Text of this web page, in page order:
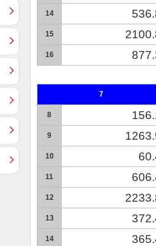
14
15
16
7
8
9
10
11
12
13
14